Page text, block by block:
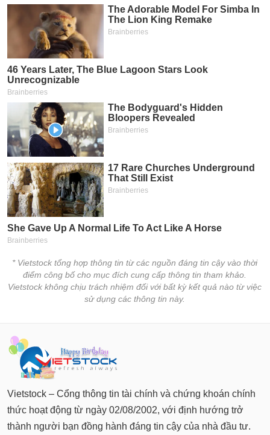
* Vietstock tổng hợp thông tin từ các nguồn đáng tin cậy vào thời
điểm công bố cho mục đích cung cấp thông tin tham khảo.
Vietstock không chịu trách nhiệm đối với bất kỳ kết quả nào từ việc
sử dụng các thông tin này.
Vietstock – Cổng thông tin tài chính và chứng khoán chính
thức hoạt động từ ngày 02/08/2002, với định hướng trở
thành người bạn đồng hành đáng tin cậy của nhà đầu tư.
DỊCH
VỤ
TRUYỀN
THÔNG
TIỆN
ÍCH
BẤT
ĐỘNG
Mã
Tất cả
Lãnh
(-)
Tất cả Người nội bộ Người liên quan Cổ đông lớn